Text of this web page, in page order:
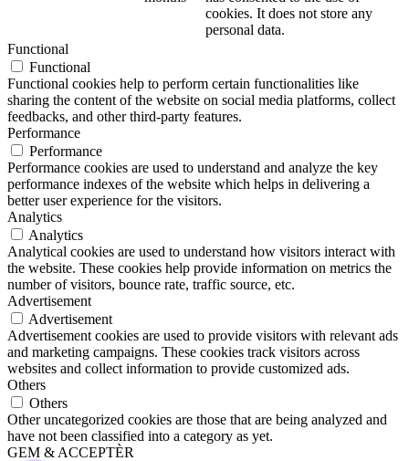
cookies. It does not store any
personal data.
Functional
Functional
Functional cookies help to perform certain functionalities like
sharing the content of the website on social media platforms, collect
feedbacks, and other third-party features.
Performance
Performance
Performance cookies are used to understand and analyze the key
performance indexes of the website which helps in delivering a
better user experience for the visitors.
Analytics
Analytics
Analytical cookies are used to understand how visitors interact with
the website. These cookies help provide information on metrics the
number of visitors, bounce rate, traffic source, etc.
Advertisement
Advertisement
Advertisement cookies are used to provide visitors with relevant ads
and marketing campaigns. These cookies track visitors across
websites and collect information to provide customized ads.
Others
Others
Other uncategorized cookies are those that are being analyzed and
have not been classified into a category as yet.
GEM & ACCEPTÈR